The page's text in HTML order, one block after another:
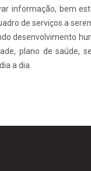
informação, bem
de serviços a
desenvolvimento
plano de saúde,
a dia.